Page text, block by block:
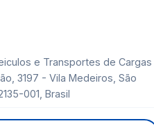
e Transportes de Cargas
3197 - Vila Medeiros, São
001, Brasil